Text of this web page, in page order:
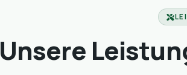
Unsere